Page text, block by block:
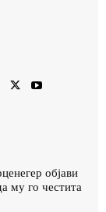
објави
му го честита